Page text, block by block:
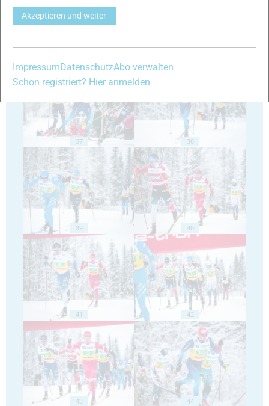
37 38
39 40
41 42
43 44
Akzeptieren und weiter
ImpressumDatenschutzAbo verwalten
Schon registriert? Hier anmelden